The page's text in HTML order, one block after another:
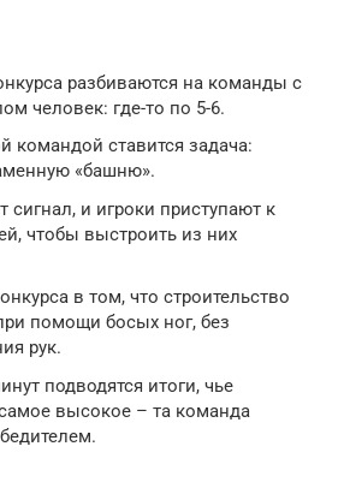
разбиваются на команды с
человек: где-то по 5-6.
командой ставится задача:
«башню».
сигнал, и игроки приступают к
чтобы выстроить из них
в том, что строительство
помощи босых ног, без
рук.
подводятся итоги, чье
высокое – та команда